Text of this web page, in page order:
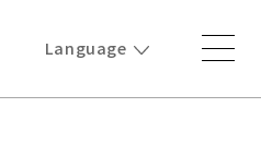
Language